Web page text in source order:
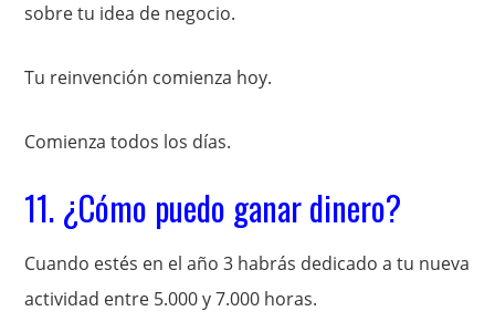
sobre tu idea de negocio.
Tu reinvención comienza hoy.
Comienza todos los días.
11. ¿Cómo puedo ganar dinero?
Cuando estés en el año 3 habrás dedicado a tu nueva
actividad entre 5.000 y 7.000 horas.